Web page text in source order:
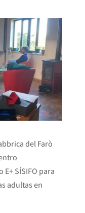
del Farò
SÍSIFO para
adultas en